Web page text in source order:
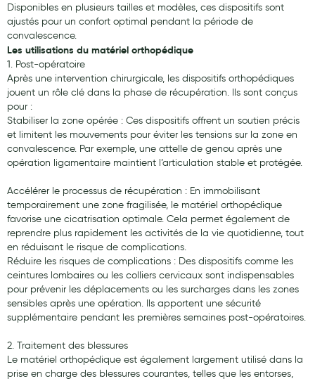
Pansements
Hygiène nasale
Antibactériens
Anti-poux
Solaire et moustique
Appareils
Soins jambes lourdes
Contention veineuse
Contactologie
Accessoires pieds et semelles
Soins ORL
Douleurs articulaires et musculaires
Disponibles en plusieurs tailles et modèles, ces dispositifs sont
ajustés pour un confort optimal pendant la période de
convalescence.
Les utilisations du matériel orthopédique
1. Post-opératoire
Après une intervention chirurgicale, les dispositifs orthopédiques
jouent un rôle clé dans la phase de récupération. Ils sont conçus
pour :
Stabiliser la zone opérée : Ces dispositifs offrent un soutien précis
et limitent les mouvements pour éviter les tensions sur la zone en
convalescence. Par exemple, une attelle de genou après une
opération ligamentaire maintient l’articulation stable et protégée.
Accélérer le processus de récupération : En immobilisant
temporairement une zone fragilisée, le matériel orthopédique
favorise une cicatrisation optimale. Cela permet également de
reprendre plus rapidement les activités de la vie quotidienne, tout
en réduisant le risque de complications.
Réduire les risques de complications : Des dispositifs comme les
ceintures lombaires ou les colliers cervicaux sont indispensables
pour prévenir les déplacements ou les surcharges dans les zones
sensibles après une opération. Ils apportent une sécurité
supplémentaire pendant les premières semaines post-opératoires.
2. Traitement des blessures
Le matériel orthopédique est également largement utilisé dans la
prise en charge des blessures courantes, telles que les entorses,